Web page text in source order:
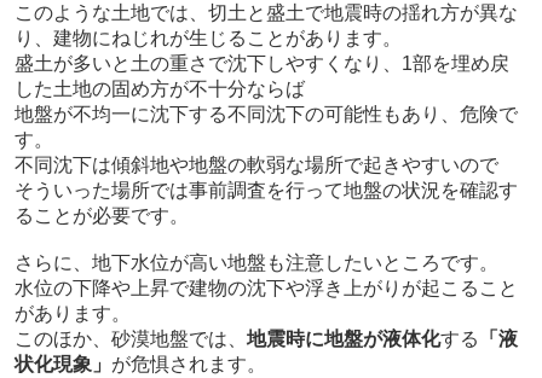
このような土地では、切土と盛土で地震時の揺れ方が異な
り、建物にねじれが生じることがあります。
盛土が多いと土の重さで沈下しやすくなり、1部を埋め戻
した土地の固め方が不十分ならば
地盤が不均一に沈下する不同沈下の可能性もあり、危険で
す。
不同沈下は傾斜地や地盤の軟弱な場所で起きやすいので
そういった場所では事前調査を行って地盤の状況を確認す
ることが必要です。
さらに、地下水位が高い地盤も注意したいところです。
水位の下降や上昇で建物の沈下や浮き上がりが起こること
があります。
このほか、砂漠地盤では、 地震時に地盤が液体化する
「液
状化現象」 が危惧されます。